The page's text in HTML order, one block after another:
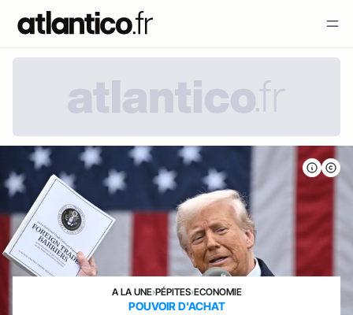
A LA UNE›PÉPITES›ECONOMIE
POUVOIR D'ACHAT